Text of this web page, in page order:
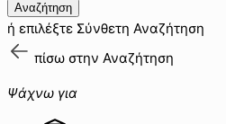
Αναζήτηση
ή επιλέξτε Σύνθετη Αναζήτηση
πίσω στην Αναζήτηση
Ψάχνω για